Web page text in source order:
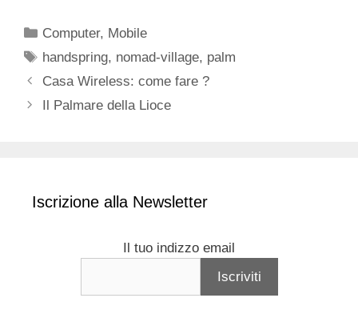
Categorie
Computer, Mobile
Tag
handspring, nomad-village, palm
Casa Wireless: come fare ?
Il Palmare della Lioce
Iscrizione alla Newsletter
Il tuo indizzo email